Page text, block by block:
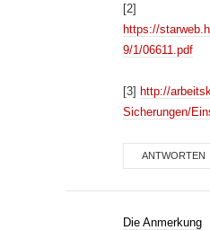
[2]
https://
9/1/06611.pdf
[3] http://
Sicherungen/
ANTWORTEN
Die Anmerkung